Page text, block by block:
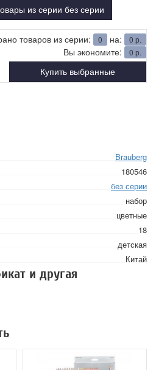
из серии без серии
товаров из серии: 0 на: 0 р.
Вы экономите: 0 р.
Купить выбранные
Brauberg
180546
без серии
набор
цветные
18
детская
Китай
и другая